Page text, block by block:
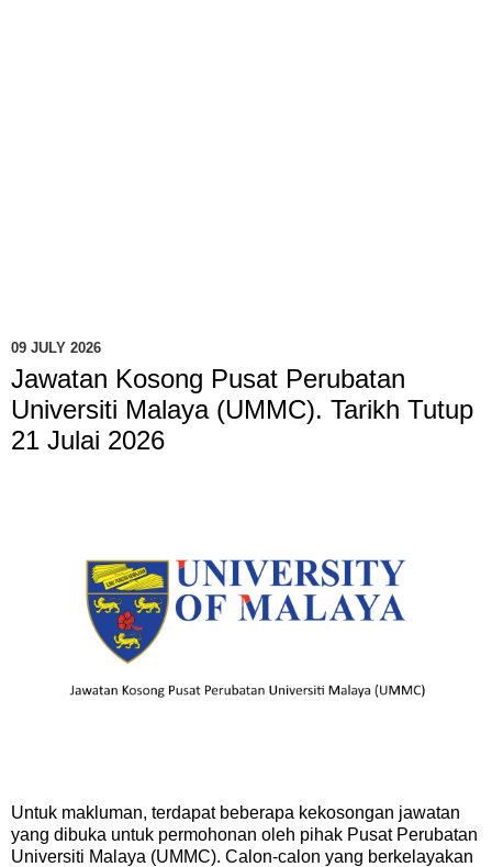
09 JULY 2026
Jawatan Kosong Pusat Perubatan
Universiti Malaya (UMMC). Tarikh Tutup
21 Julai 2026
Untuk makluman, terdapat beberapa kekosongan jawatan
yang dibuka untuk permohonan oleh pihak Pusat Perubatan
Universiti Malaya (UMMC). Calon-calon yang berkelayakan